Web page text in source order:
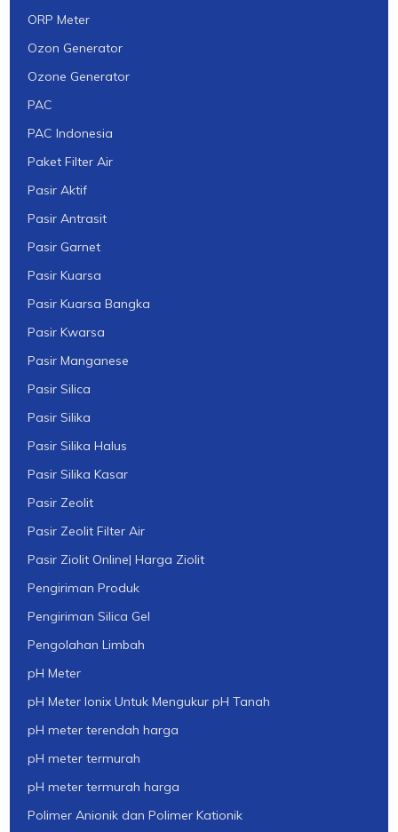
ORP Meter
Ozon Generator
Ozone Generator
PAC
PAC Indonesia
Paket Filter Air
Pasir Aktif
Pasir Antrasit
Pasir Garnet
Pasir Kuarsa
Pasir Kuarsa Bangka
Pasir Kwarsa
Pasir Manganese
Pasir Silica
Pasir Silika
Pasir Silika Halus
Pasir Silika Kasar
Pasir Zeolit
Pasir Zeolit Filter Air
Pasir Ziolit Online| Harga Ziolit
Pengiriman Produk
Pengiriman Silica Gel
Pengolahan Limbah
pH Meter
pH Meter Ionix Untuk Mengukur pH Tanah
pH meter terendah harga
pH meter termurah
pH meter termurah harga
Polimer Anionik dan Polimer Kationik